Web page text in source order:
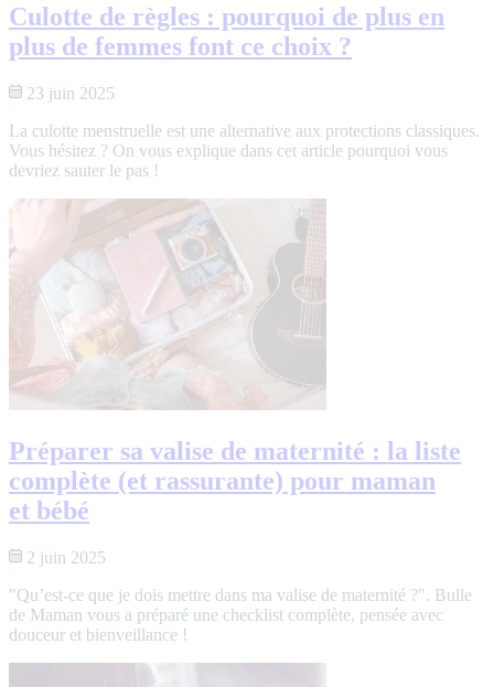
Culotte de règles : pourquoi de plus en
plus de femmes font ce choix ?
23 juin 2025
La culotte menstruelle est une alternative aux protections classiques.
Vous hésitez ? On vous explique dans cet article pourquoi vous
devriez sauter le pas !
Préparer sa valise de maternité : la liste
complète (et rassurante) pour maman
et bébé
2 juin 2025
"Qu’est-ce que je dois mettre dans ma valise de maternité ?". Bulle
de Maman vous a préparé une checklist complète, pensée avec
douceur et bienveillance !